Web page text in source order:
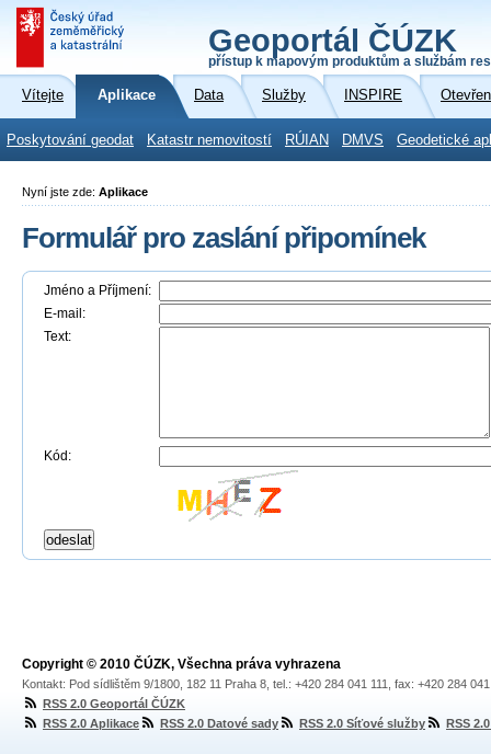
Geoportál ČÚZK
přístup k mapovým produktům a službám
Vítejte Aplikace Data Služby INSPIRE
Poskytování geodat Katastr nemovitostí RÚIAN DMVS Geodetické
Nyní jste zde: Aplikace
Formulář pro zaslání připomínek
Jméno a Příjmení:
E-mail:
Text:
Kód:
Copyright © 2010 ČÚZK, Všechna práva vyhrazena
Kontakt: Pod sídlištěm 9/1800, 182 11 Praha 8, tel.: +420 284 041 111, fax: +420 284
RSS 2.0 Geoportál ČÚZK
RSS 2.0 Aplikace
RSS 2.0 Datové sady RSS 2.0 Síťové služby RSS